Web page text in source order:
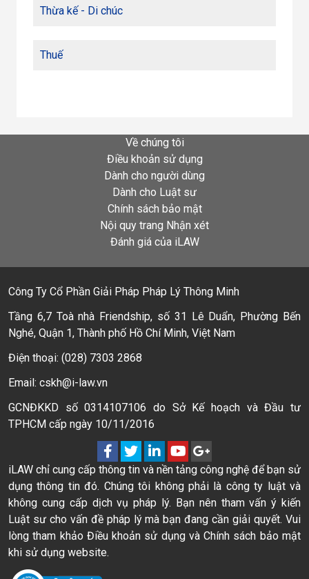
Thừa kế - Di chúc
Thuế
Về chúng tôi
Điều khoản sử dụng
Dành cho người dùng
Dành cho Luật sư
Chính sách bảo mật
Nội quy trang Nhận xét
Đánh giá của iLAW
Công Ty Cổ Phần Giải Pháp Pháp Lý Thông Minh
Tầng 6,7 Toà nhà Friendship, số 31 Lê Duẩn, Phường Bến
Nghé, Quận 1, Thành phố Hồ Chí Minh, Việt Nam
Điện thoại: (028) 7303 2868
Email: cskh@i-law.vn
GCNĐKKD số 0314107106 do Sở Kế hoạch và Đầu tư
TPHCM cấp ngày 10/11/2016
iLAW chỉ cung cấp thông tin và nền tảng công nghệ để bạn sử
dụng thông tin đó. Chúng tôi không phải là công ty luật và
không cung cấp dịch vụ pháp lý. Bạn nên tham vấn ý kiến
Luật sư cho vấn đề pháp lý mà bạn đang cần giải quyết. Vui
lòng tham khảo Điều khoản sử dụng và Chính sách bảo mật
khi sử dụng website.